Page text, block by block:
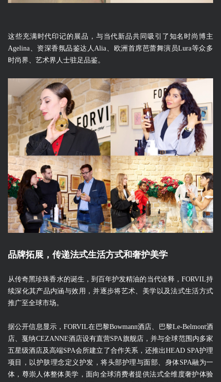
这些充满时代印记的展品，与当代新品共同吸引了知名时尚博主
Agelina、资深香氛品鉴达人Alia、欧洲首席芭蕾舞演员Lura等众多
时尚界、艺术界人士驻足品鉴。
品牌拓展，传递法式生活方式和奢护美学
从传奇黑珍珠香水的诞生，到百年护发精油的当代诠释，FORVIL持
续深化其产品内涵与效用，并逐步将艺术、美学以及法式生活方式
推广至全球市场。
据公开信息显示，FORVIL在巴黎Bowmann酒店、巴黎Le-Belmont酒
店、戛纳CEZANNE酒店设有直营SPA旗舰店，并与全球范围内多家
五星级酒店及高端SPA会所建立了合作关系，还推出HEAD SPA护理
项目，以护肤理念定义护发，将头部护理与面部、身体SPA融为一
体，尊崇人体整体美学，面向全球消费者提供法式全维度奢护体验